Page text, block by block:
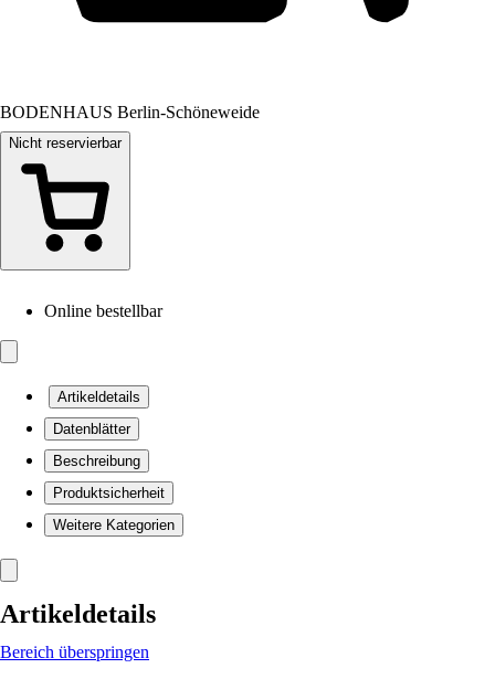
BODENHAUS Berlin-Schöneweide
Nicht reservierbar
Online bestellbar
Artikeldetails
Datenblätter
Beschreibung
Produktsicherheit
Weitere Kategorien
Artikeldetails
Bereich überspringen